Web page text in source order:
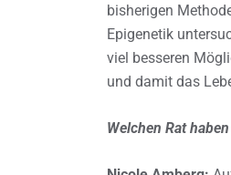
bisherigen
Epigenetik
viel besseren
und damit das
Welchen Rat